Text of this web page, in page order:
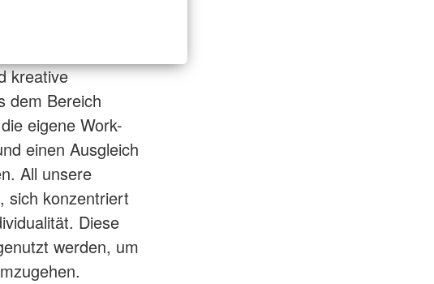
kreative
dem Bereich
eigene Work-
einen Ausgleich
All unsere
sich konzentriert
Diese
werden, um